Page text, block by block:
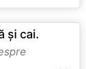
şi cai.